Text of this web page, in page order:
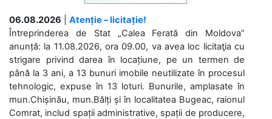
06.08.2026
Atenție – licitație!
Întreprinderea de Stat „Calea Ferată din Moldova”
anunță: la 11.08.2026, ora 09.00, va avea loc licitaţia cu
strigare privind darea în locațiune, pe un termen de
până la 3 ani, a 13 bunuri imobile neutilizate în procesul
tehnologic, expuse în 13 loturi. Bunurile, amplasate în
mun.Chișinău, mun.Bălți și în localitatea Bugeac, raionul
Comrat, includ spații administrative, spații de producere,